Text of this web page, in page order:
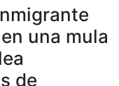
una mula
de